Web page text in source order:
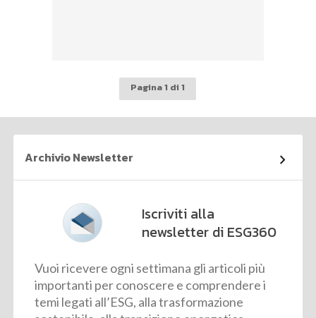
Pagina 1 di 1
Archivio Newsletter
Iscriviti alla
newsletter di ESG360
Vuoi ricevere ogni settimana gli articoli più
importanti per conoscere e comprendere i
temi legati all’ESG, alla trasformazione